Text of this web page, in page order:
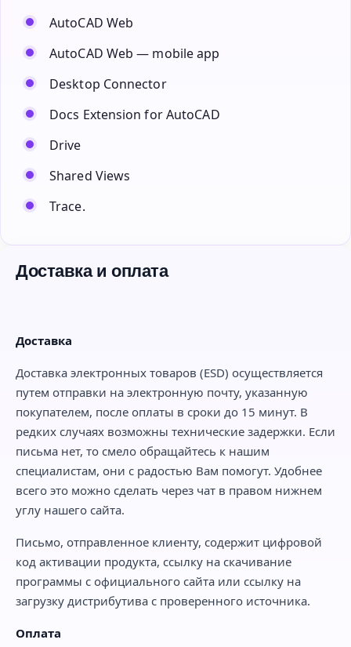
AutoCAD Web
AutoCAD Web — mobile app
Desktop Connector
Docs Extension for AutoCAD
Drive
Shared Views
Trace.
Доставка и оплата
Доставка
Доставка электронных товаров (ESD) осуществляется
путем отправки на электронную почту, указанную
покупателем, после оплаты в сроки до 15 минут. В
редких случаях возможны технические задержки. Если
письма нет, то смело обращайтесь к нашим
специалистам, они с радостью Вам помогут. Удобнее
всего это можно сделать через чат в правом нижнем
углу нашего сайта.
Письмо, отправленное клиенту, содержит цифровой
код активации продукта, ссылку на скачивание
программы с официального сайта или ссылку на
загрузку дистрибутива с проверенного источника.
Оплата